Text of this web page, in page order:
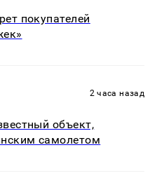
покупателей
2 часа назад
объект,
самолетом